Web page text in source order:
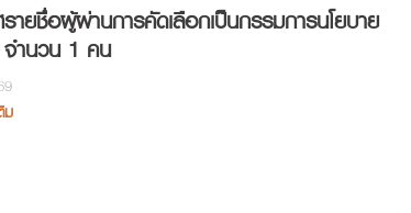
รายชื่อผู้ผ่านการคัดเลือกเป็นกรรมการนโยบาย
ำนวน 1 คน
ม